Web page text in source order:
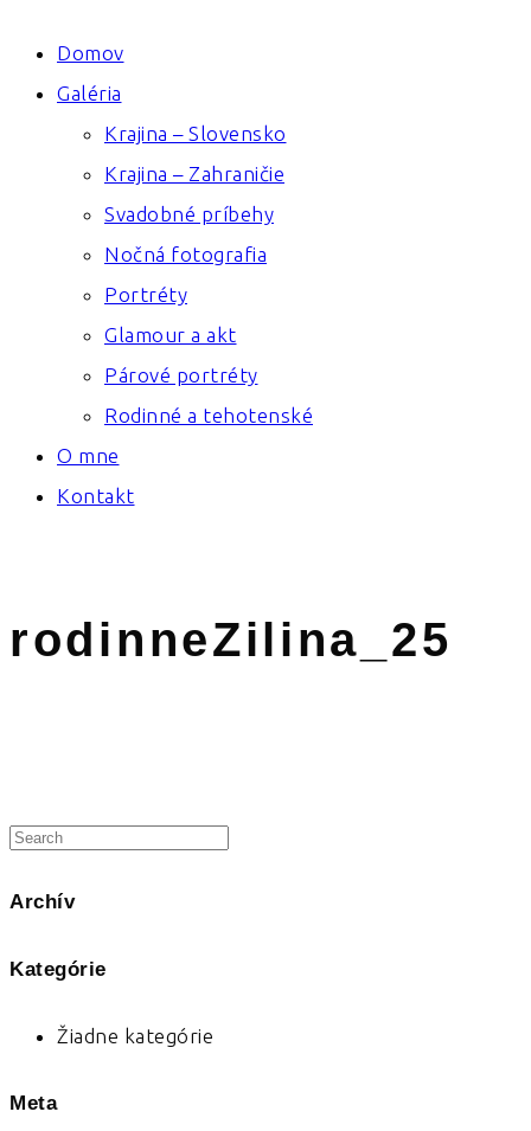
Domov
Galéria
Krajina – Slovensko
Krajina – Zahraničie
Svadobné príbehy
Nočná fotografia
Portréty
Glamour a akt
Párové portréty
Rodinné a tehotenské
O mne
Kontakt
rodinneZilina_25
Archív
Kategórie
Žiadne kategórie
Meta